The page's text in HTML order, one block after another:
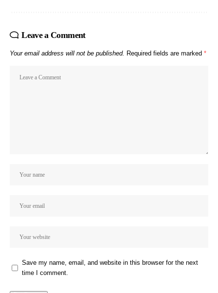
Leave a Comment
Your email address will not be published. Required fields are marked *
Save my name, email, and website in this browser for the next
time I comment.